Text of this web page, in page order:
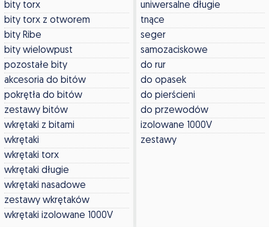
bity torx
bity torx z otworem
bity Ribe
bity wielowpust
pozostałe bity
akcesoria do bitów
pokrętła do bitów
zestawy bitów
wkrętaki z bitami
wkrętaki
wkrętaki torx
wkrętaki długie
wkrętaki nasadowe
zestawy wkrętaków
wkrętaki izolowane 1000V
uniwersalne długie
tnące
seger
samozaciskowe
do rur
do opasek
do pierścieni
do przewodów
izolowane 1000V
zestawy